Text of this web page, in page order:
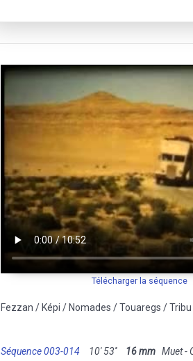
Télécharger la séquence
Fezzan / Képi / Nomades / Touaregs /
Séquence 003-014 10' 53'' 16 mm Muet -